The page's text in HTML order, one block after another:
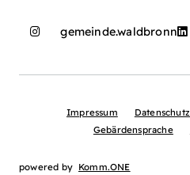
gemeinde.waldbronn
Impressum Datenschutz
Gebärdensprache
powered by Komm.ONE